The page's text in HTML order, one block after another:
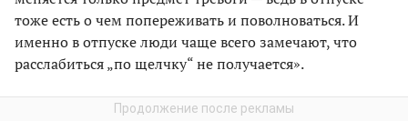
тоже есть о чем попереживать и поволноваться. И
именно в отпуске люди чаще всего замечают, что
расслабиться „по щелчку“ не получается».